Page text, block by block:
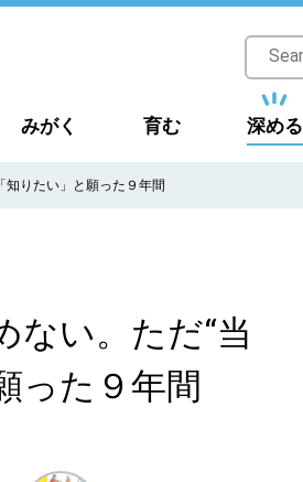
みがく 育む 深める
知りたい」と願った９年間
ない。ただ“当
った９年間